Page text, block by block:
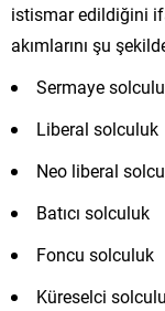
istismar edildiğini
akımlarını şu
Sermaye
Liberal solculuk
Neo liberal
Batıcı solculuk
Foncu solculuk
Küreselci